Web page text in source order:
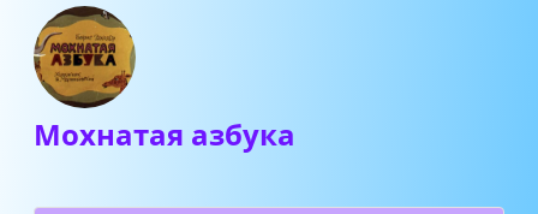
Мохнатая азбука